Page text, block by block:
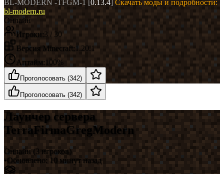
BL-MODERN -TFGM-1 [0.13.4] Скачать моды и подробности:
bl-modern.ru
Онлайн
Игроки:3 / 30
Версия Minecraft: 1.20.1
Аптайм: 100%
Проголосовать (342)
Проголосовать (342)
Лаунчер сервера
TerraFirmaGregModern
Онлайн (3 игроков)
•Обновлено: 10 минут назад